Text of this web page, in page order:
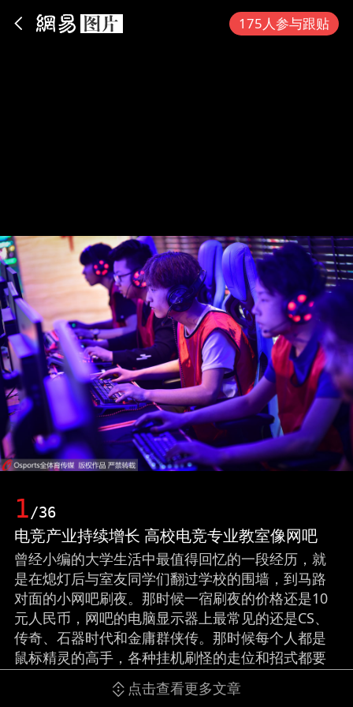
175人参与跟贴
1/36
电竞产业持续增长 高校电竞专业教室像网吧
曾经小编的大学生活中最值得回忆的一段经历，就
是在熄灯后与室友同学们翻过学校的围墙，到马路
对面的小网吧刷夜。那时候一宿刷夜的价格还是10
元人民币，网吧的电脑显示器上最常见的还是CS、
传奇、石器时代和金庸群侠传。那时候每个人都是
鼠标精灵的高手，各种挂机刷怪的走位和招式都要
靠自己定制小程序来实现。（来源：网易新闻）
点击查看更多文章